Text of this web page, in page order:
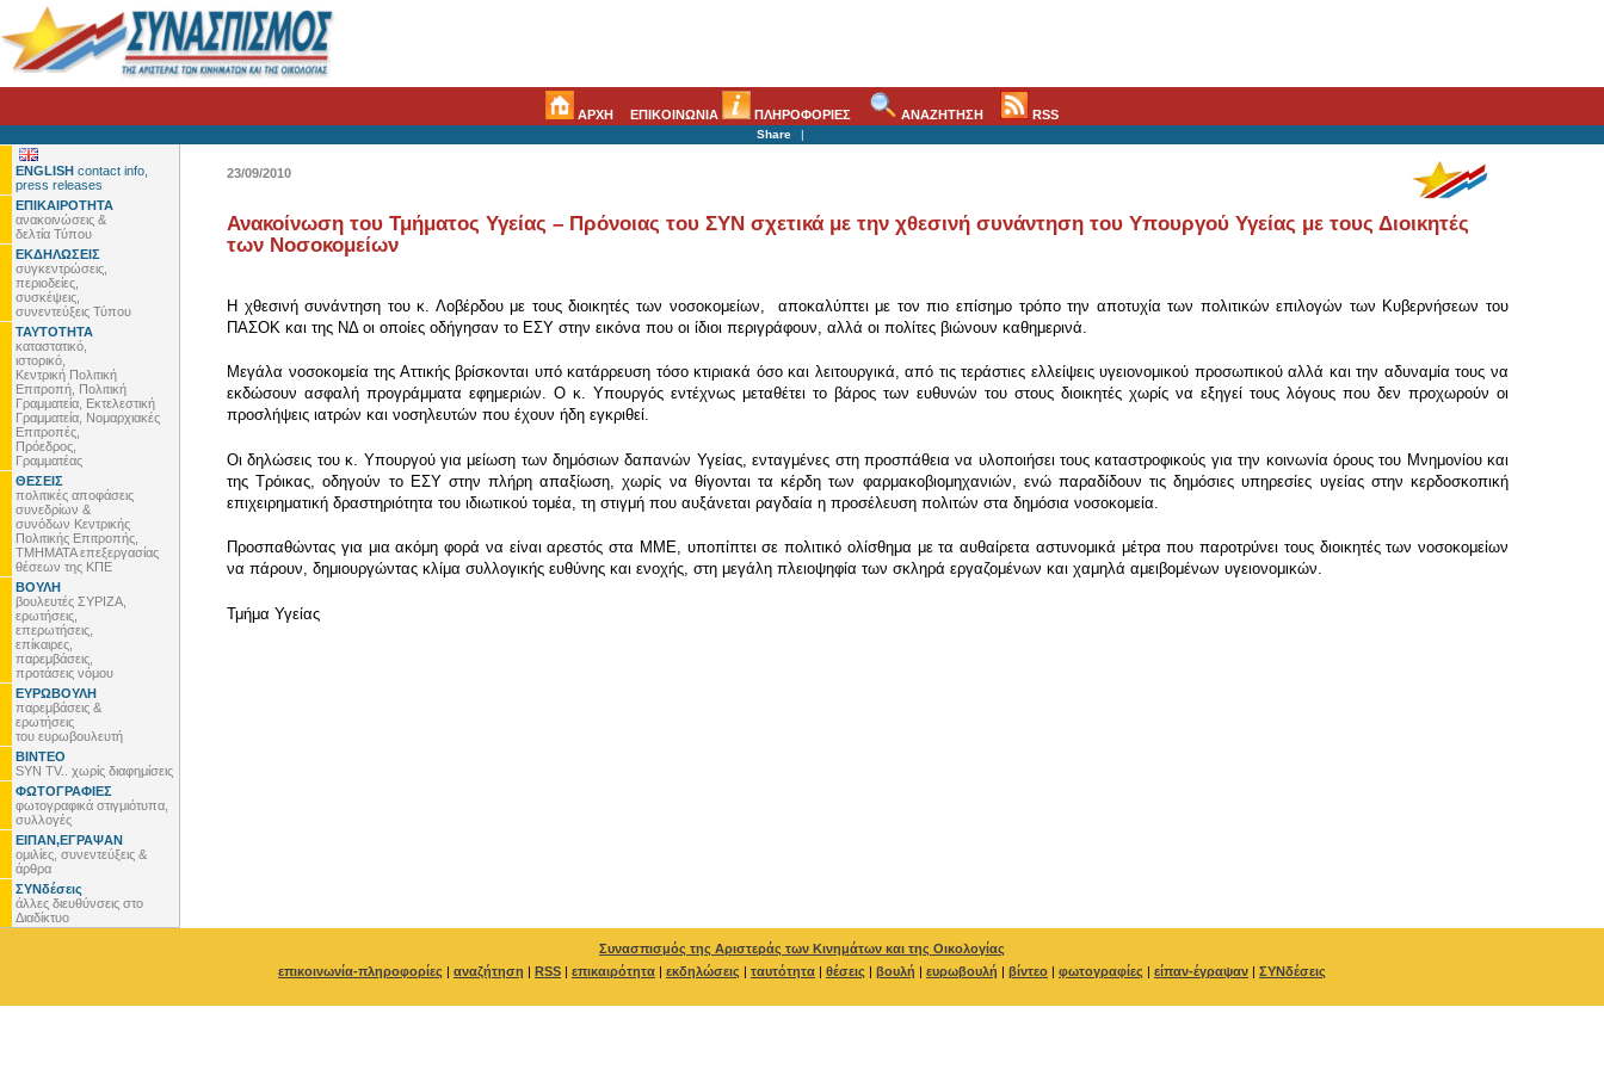
ΑΡΧΗ ΕΠΙΚΟΙΝΩΝΙΑ ΠΛΗΡΟΦΟΡΙΕΣ ΑΝΑΖΗΤΗΣΗ RSS
Share |
ENGLISH contact info,
press releases
ΕΠΙΚΑΙΡΟΤΗΤΑ
ανακοινώσεις &
δελτία Τύπου
ΕΚΔΗΛΩΣΕΙΣ
συγκεντρώσεις,
περιοδείες,
συσκέψεις,
συνεντεύξεις Τύπου
ΤΑΥΤΟΤΗΤΑ
καταστατικό,
ιστορικό,
Κεντρική Πολιτική
Επιτροπή, Πολιτική
Γραμματεία, Εκτελεστική
Γραμματεία, Νομαρχιακές
Επιτροπές,
Πρόεδρος,
Γραμματέας
ΘΕΣΕΙΣ
πολιτικές αποφάσεις
συνεδρίων &
συνόδων Κεντρικής
Πολιτικής Επιτροπής,
ΤΜΗΜΑΤΑ επεξεργασίας
θέσεων της ΚΠΕ
ΒΟΥΛΗ
βουλευτές ΣΥΡΙΖΑ,
ερωτήσεις,
επερωτήσεις,
επίκαιρες,
παρεμβάσεις,
προτάσεις νόμου
ΕΥΡΩΒΟΥΛΗ
παρεμβάσεις &
ερωτήσεις
του ευρωβουλευτή
ΒΙΝΤΕΟ
SYN TV.. χωρίς διαφημίσεις
ΦΩΤΟΓΡΑΦΙΕΣ
φωτογραφικά στιγμιότυπα,
συλλογές
ΕΙΠΑΝ,ΕΓΡΑΨΑΝ
ομιλίες, συνεντεύξεις &
άρθρα
ΣΥΝδέσεις
άλλες διευθύνσεις στο
Διαδίκτυο
23/09/2010
Ανακοίνωση του Τμήματος Υγείας – Πρόνοιας του ΣΥΝ σχετικά με την χθεσινή συνάντηση του Υπουργού Υγείας με τους Διοικητές
των Νοσοκομείων
Η χθεσινή συνάντηση του κ. Λοβέρδου με τους διοικητές των νοσοκομείων, αποκαλύπτει με τον πιο επίσημο τρόπο την αποτυχία των πολιτικών επιλογών των Κυβερνήσεων του
ΠΑΣΟΚ και της ΝΔ οι οποίες οδήγησαν το ΕΣΥ στην εικόνα που οι ίδιοι περιγράφουν, αλλά οι πολίτες βιώνουν καθημερινά.
Μεγάλα νοσοκομεία της Αττικής βρίσκονται υπό κατάρρευση τόσο κτιριακά όσο και λειτουργικά, από τις τεράστιες ελλείψεις υγειονομικού προσωπικού αλλά και την αδυναμία τους να
εκδώσουν ασφαλή προγράμματα εφημεριών. Ο κ. Υπουργός εντέχνως μεταθέτει το βάρος των ευθυνών του στους διοικητές χωρίς να εξηγεί τους λόγους που δεν προχωρούν οι
προσλήψεις ιατρών και νοσηλευτών που έχουν ήδη εγκριθεί.
Οι δηλώσεις του κ. Υπουργού για μείωση των δημόσιων δαπανών Υγείας, ενταγμένες στη προσπάθεια να υλοποιήσει τους καταστροφικούς για την κοινωνία όρους του Μνημονίου και
της Τρόικας, οδηγούν το ΕΣΥ στην πλήρη απαξίωση, χωρίς να θίγονται τα κέρδη των φαρμακοβιομηχανιών, ενώ παραδίδουν τις δημόσιες υπηρεσίες υγείας στην κερδοσκοπική
επιχειρηματική δραστηριότητα του ιδιωτικού τομέα, τη στιγμή που αυξάνεται ραγδαία η προσέλευση πολιτών στα δημόσια νοσοκομεία.
Προσπαθώντας για μια ακόμη φορά να είναι αρεστός στα ΜΜΕ, υποπίπτει σε πολιτικό ολίσθημα με τα αυθαίρετα αστυνομικά μέτρα που παροτρύνει τους διοικητές των νοσοκομείων
να πάρουν, δημιουργώντας κλίμα συλλογικής ευθύνης και ενοχής, στη μεγάλη πλειοψηφία των σκληρά εργαζομένων και χαμηλά αμειβομένων υγειονομικών.
Τμήμα Υγείας
Συνασπισμός της Αριστεράς των Κινημάτων και της Οικολογίας
επικοινωνία-πληροφορίες | αναζήτηση | RSS | επικαιρότητα | εκδηλώσεις | ταυτότητα | θέσεις | βουλή | ευρωβουλή | βίντεο | φωτογραφίες | είπαν-έγραψαν | ΣΥΝδέσεις